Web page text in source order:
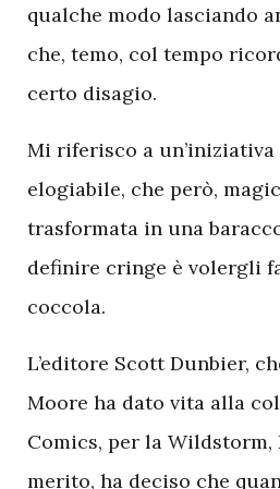
qualche modo lasciando
che, temo, col tempo
certo disagio.
Mi riferisco a
elogiabile, che però,
trasformata in una
definire cringe è volergli
coccola.
L’editore Scott Dunbier,
Moore ha dato vita alla
Comics, per la Wildstorm,
merito, ha deciso che